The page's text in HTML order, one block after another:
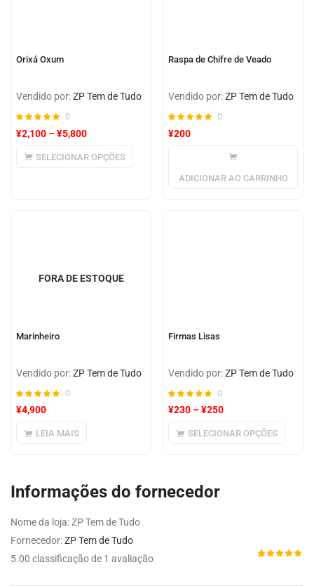
Orixá Oxum
Vendido por:ZP Tem de Tudo
0
¥2,100 –¥5,800
SELECIONAR OPÇÕES
Raspa de Chifre de Veado
Vendido por:ZP Tem de Tudo
0
¥200
ADICIONAR AO CARRINHO
FORA DE ESTOQUE
Marinheiro
Vendido por:ZP Tem de Tudo
0
¥4,900
LEIA MAIS
Firmas Lisas
Vendido por:ZP Tem de Tudo
0
¥230 –¥250
SELECIONAR OPÇÕES
Informações do fornecedor
Nome da loja:ZP Tem de Tudo
Fornecedor:ZP Tem de Tudo
5.00 classificação de 1 avaliação